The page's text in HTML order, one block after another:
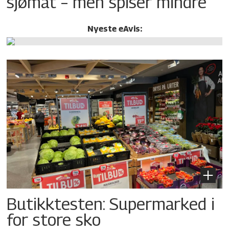
Nyeste eAvis:
Butikktesten: Supermarked i
for store sko